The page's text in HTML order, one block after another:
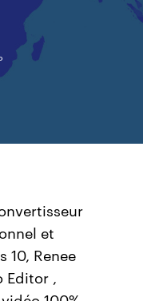
et
10, Renee
Editor ,